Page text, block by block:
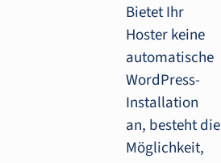
Bietet Ihr
Hoster keine
automatische
WordPress-
Installation
an, besteht die
Möglichkeit,